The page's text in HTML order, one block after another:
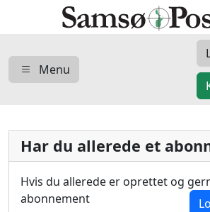
Menu
Har du allerede et
Hvis du allerede er oprettet og
abonnement